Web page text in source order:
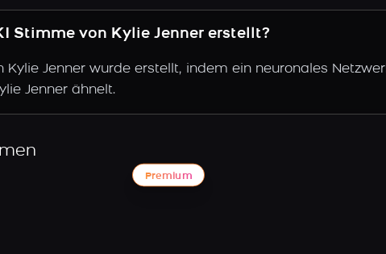
Stimme von Kylie Jenner erstellt?
Kylie Jenner wurde erstellt, indem ein neuronales
Jenner ähnelt.
Premium